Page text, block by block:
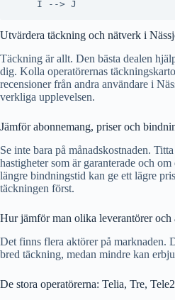
Utvärdera täckning och nätverk i
Täckning är allt. Den bästa dealen
dig. Kolla operatörernas
recensioner från andra användare i
verkliga upplevelsen.
Jämför abonnemang, priser och
Se inte bara på månadskostnaden.
hastigheter som är garanterade och
längre bindningstid kan ge ett lägre
täckningen först.
Hur jämför man olika leverantörer och
Det finns flera aktörer på marknaden.
bred täckning, medan mindre kan
De stora operatörerna: Telia, Tre,